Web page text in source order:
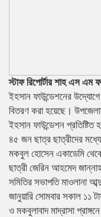
স্টাফ রিপোর্টার শাহ এস এম
ইহসান ফাউন্ডেশনের উদ্যোগে
বিতরণ করা হয়েছে।
ইহসান ফাউন্ডেশন
৪৫ জন ছাত্র ছাত্রীদের
মকবুল হোসেন একাডেমি
ছাত্রী জেরিন আহমেদ
সমিতির সভাপতি মাওলানা
জানুয়ারি সোমবার সকাল ১১
ও মকবুলাবাদ মাদ্রাসা